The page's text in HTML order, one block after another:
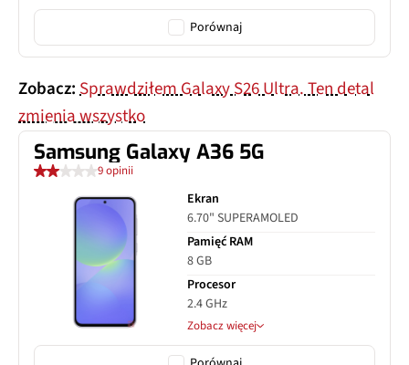
Porównaj
Zobacz:Sprawdziłem Galaxy S26 Ultra. Ten detal
zmienia wszystko
Samsung Galaxy A36 5G
9 opinii
Ekran
6.70" SUPERAMOLED
Pamięć RAM
8 GB
Procesor
2.4 GHz
Zobacz więcej